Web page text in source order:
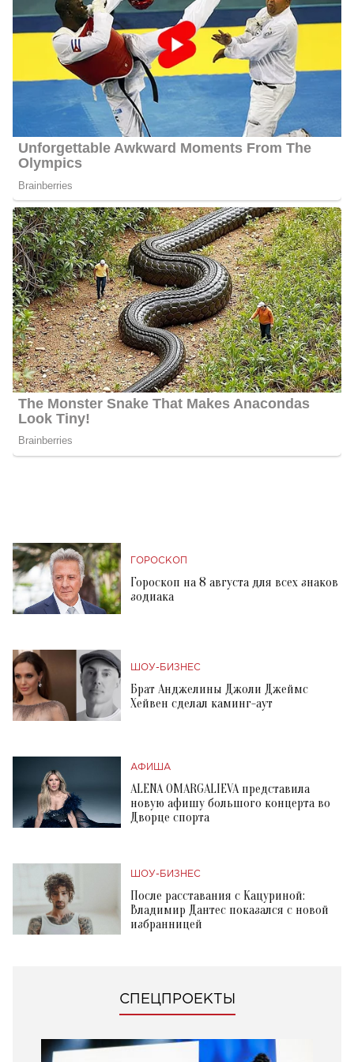
ГОРОСКОП
Гороскоп на 8 августа для всех знаков
зодиака
ШОУ-БИЗНЕС
Брат Анджелины Джоли Джеймс
Хейвен сделал каминг-аут
АФИША
ALENA OMARGALIEVA представила
новую афишу большого концерта во
Дворце спорта
ШОУ-БИЗНЕС
После расставания с Кацуриной:
Владимир Дантес показался с новой
избранницей
СПЕЦПРОЕКТЫ